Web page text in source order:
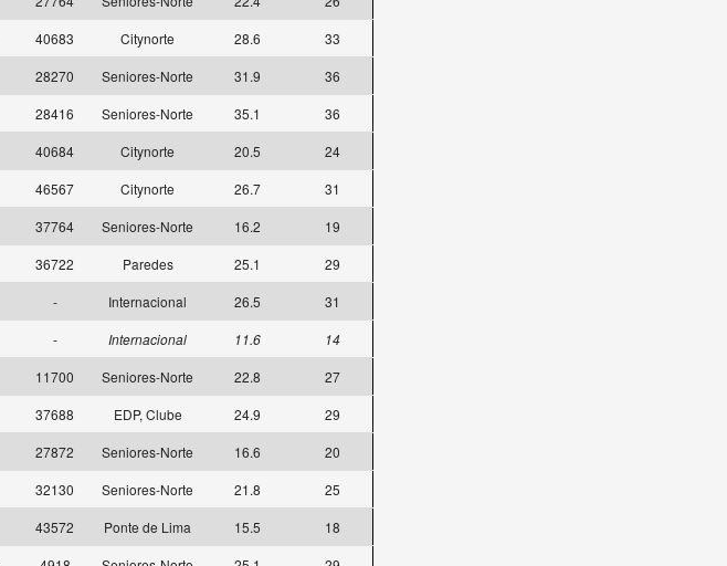
40683 Citynorte 28.6
33
28270 Seniores-Norte 31.9
36
28416 Seniores-Norte 35.1
36
40684 Citynorte 20.5
24
46567 Citynorte 26.7
31
37764 Seniores-Norte 16.2
19
36722 Paredes 25.1
29
- Internacional 26.5
31
- Internacional 11.6
14
11700 Seniores-Norte 22.8
27
37688 EDP, Clube 24.9
29
27872 Seniores-Norte 16.6
20
32130 Seniores-Norte 21.8
25
43572 Ponte de Lima 15.5
18